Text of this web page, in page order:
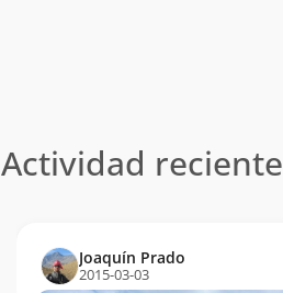
Actividad reciente
Joaquín Prado
2015-03-03